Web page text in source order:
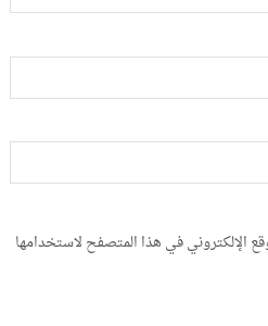
الإلكتروني في هذا المتصفح لاستخدامها